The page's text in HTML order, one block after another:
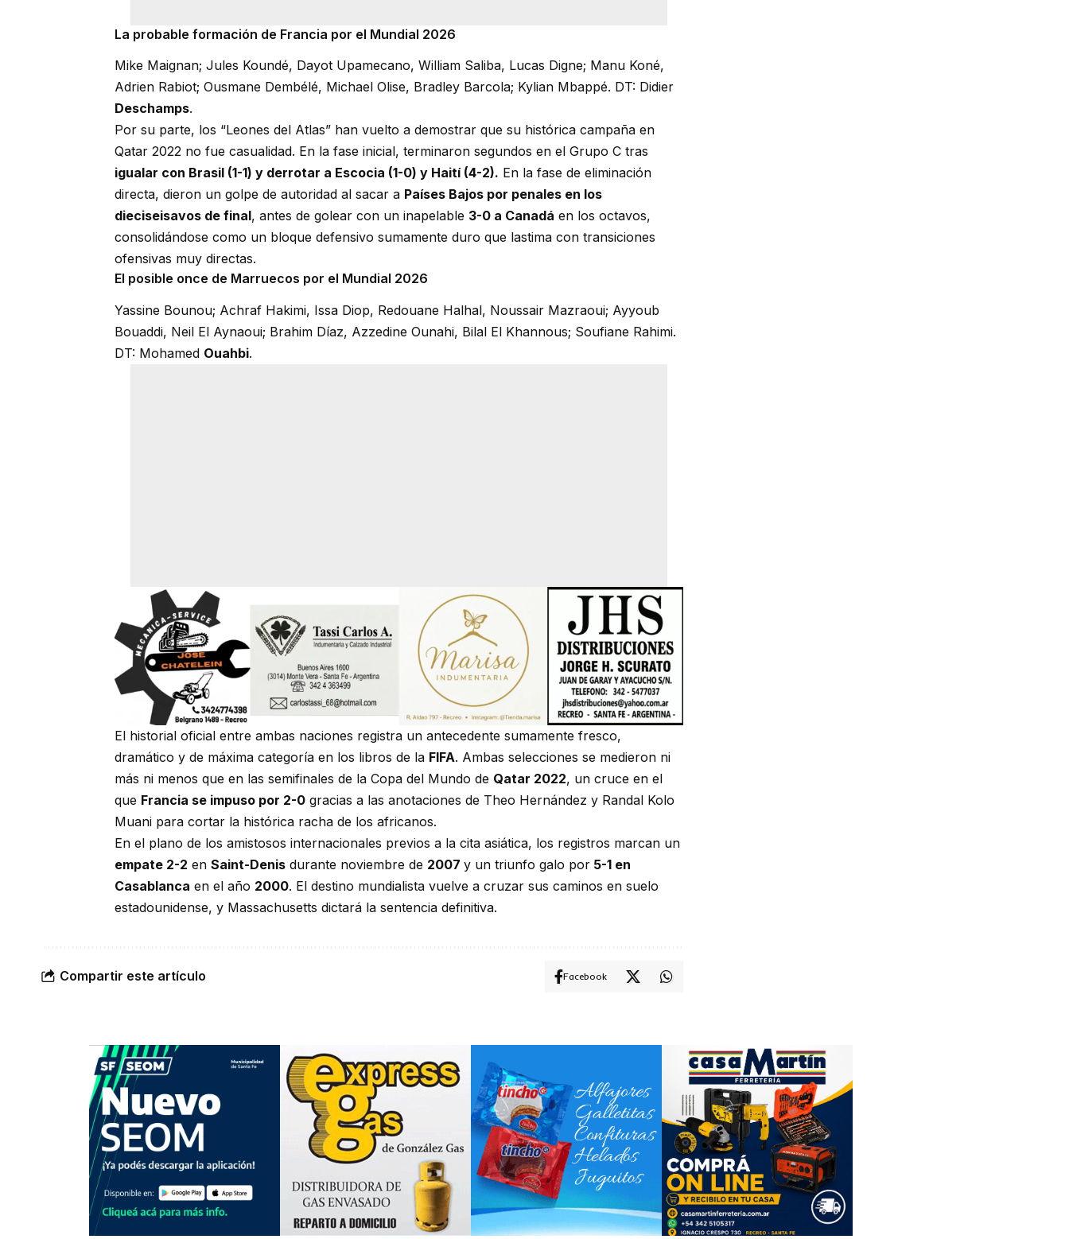
La probable formación de Francia por el Mundial 2026
Mike Maignan; Jules Koundé, Dayot Upamecano, William Saliba, Lucas Digne; Manu Koné,
Adrien Rabiot; Ousmane Dembélé, Michael Olise, Bradley Barcola; Kylian Mbappé. DT: Didier
Deschamps.
Por su parte, los “Leones del Atlas” han vuelto a demostrar que su histórica campaña en
Qatar 2022 no fue casualidad. En la fase inicial, terminaron segundos en el Grupo C tras
igualar con Brasil (1-1) y derrotar a Escocia (1-0) y Haití (4-2). En la fase de eliminación
directa, dieron un golpe de autoridad al sacar a Países Bajos por penales en los
dieciseisavos de final, antes de golear con un inapelable 3-0 a Canadá en los octavos,
consolidándose como un bloque defensivo sumamente duro que lastima con transiciones
ofensivas muy directas.
El posible once de Marruecos por el Mundial 2026
Yassine Bounou; Achraf Hakimi, Issa Diop, Redouane Halhal, Noussair Mazraoui; Ayyoub
Bouaddi, Neil El Aynaoui; Brahim Díaz, Azzedine Ounahi, Bilal El Khannous; Soufiane Rahimi.
DT: Mohamed Ouahbi.
El historial oficial entre ambas naciones registra un antecedente sumamente fresco,
dramático y de máxima categoría en los libros de la FIFA. Ambas selecciones se medieron ni
más ni menos que en las semifinales de la Copa del Mundo de Qatar 2022, un cruce en el
que Francia se impuso por 2-0 gracias a las anotaciones de Theo Hernández y Randal Kolo
Muani para cortar la histórica racha de los africanos.
En el plano de los amistosos internacionales previos a la cita asiática, los registros marcan un
empate 2-2 en Saint-Denis durante noviembre de 2007 y un triunfo galo por 5-1 en
Casablanca en el año 2000. El destino mundialista vuelve a cruzar sus caminos en suelo
estadounidense, y Massachusetts dictará la sentencia definitiva.
Compartir este artículo Facebook